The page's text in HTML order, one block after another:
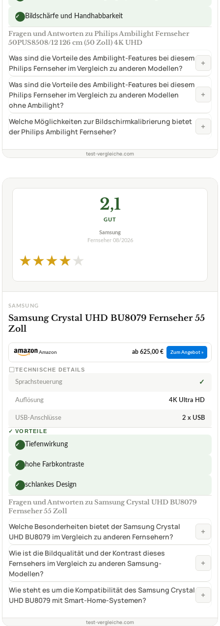
✓ Bildschärfe und Handhabbarkeit
Fragen und Antworten zu Philips Ambilight Fernseher
50PUS8508/12 126 cm (50 Zoll) 4K UHD
Was sind die Vorteile des Ambilight-Features bei diesem
Philips Fernseher im Vergleich zu anderen Modellen?
+
Was sind die Vorteile des Ambilight-Features bei diesem
Philips Fernseher im Vergleich zu anderen Modellen
ohne Ambilight?
+
Welche Möglichkeiten zur Bildschirmkalibrierung bietet
der Philips Ambilight Fernseher?
+
test-vergleiche.com
2,1
GUT
Samsung
Fernseher 08/2026
★★★★★
SAMSUNG
Samsung Crystal UHD BU8079 Fernseher 55
Zoll
Amazon ab 625,00 € Zum Angebot »
TECHNISCHE DETAILS
Sprachsteuerung ✓
Auflösung 4K Ultra HD
USB-Anschlüsse 2 x USB
✓ VORTEILE
✓ Tiefenwirkung
✓ hohe Farbkontraste
✓ schlankes Design
Fragen und Antworten zu Samsung Crystal UHD BU8079
Fernseher 55 Zoll
Welche Besonderheiten bietet der Samsung Crystal
UHD BU8079 im Vergleich zu anderen Fernsehern?
+
Wie ist die Bildqualität und der Kontrast dieses
Fernsehers im Vergleich zu anderen Samsung-
Modellen?
+
Wie steht es um die Kompatibilität des Samsung Crystal
UHD BU8079 mit Smart-Home-Systemen?
+
test-vergleiche.com